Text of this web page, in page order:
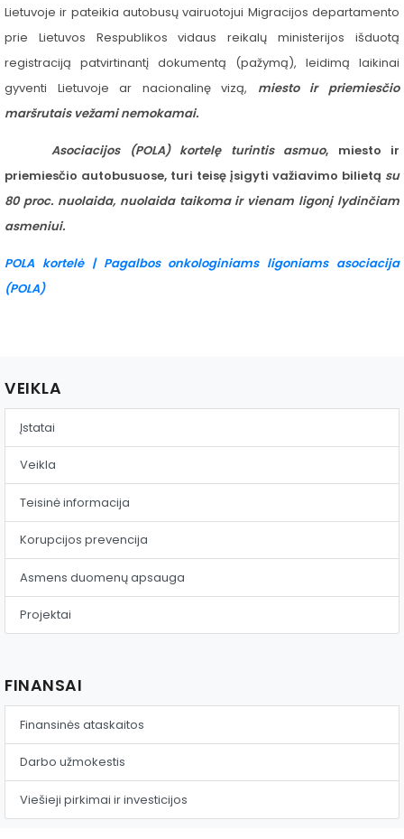
Lietuvoje ir pateikia autobusų vairuotojui Migracijos departamento
prie Lietuvos Respublikos vidaus reikalų ministerijos išduotą
registraciją patvirtinantį dokumentą (pažymą), leidimą laikinai
gyventi Lietuvoje ar nacionalinę vizą, miesto ir priemiesčio
maršrutais vežami nemokamai.
Asociacijos (POLA) kortelę turintis asmuo, miesto ir
priemiesčio autobusuose, turi teisę įsigyti važiavimo bilietą su
80 proc. nuolaida, nuolaida taikoma ir vienam ligonį lydinčiam
asmeniui.
POLA kortelė | Pagalbos onkologiniams ligoniams asociacija
(POLA)
VEIKLA
Įstatai
Veikla
Teisinė informacija
Korupcijos prevencija
Asmens duomenų apsauga
Projektai
FINANSAI
Finansinės ataskaitos
Darbo užmokestis
Viešieji pirkimai ir investicijos